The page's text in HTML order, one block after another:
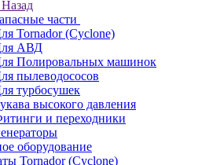
Назад
части
Tornador (Cyclone)
АВД
Полировальных машинок
пылеводососов
турбосушек
высокого давления
и переходники
оборудование
Tornador (Cyclone)